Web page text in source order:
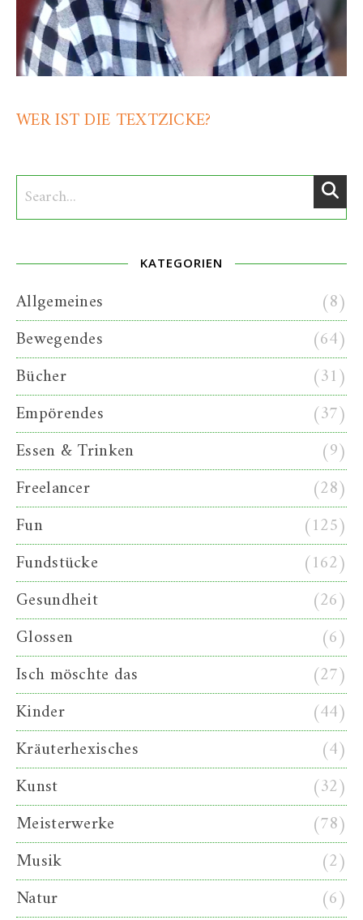
WER IST DIE TEXTZICKE?
KATEGORIEN
Allgemeines
(8)
Bewegendes
(64)
Bücher
(31)
Empörendes
(37)
Essen & Trinken
(9)
Freelancer
(28)
Fun
(125)
Fundstücke
(162)
Gesundheit
(26)
Glossen
(6)
Isch möschte das
(27)
Kinder
(44)
Kräuterhexisches
(4)
Kunst
(32)
Meisterwerke
(78)
Musik
(2)
Natur
(6)